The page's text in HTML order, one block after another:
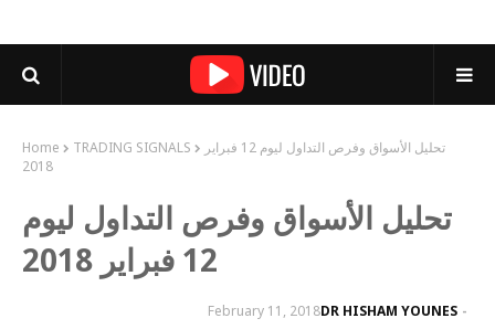
Home TRADING SIGNALS
تحليل الأسواق وفرص التداول ليوم 12 فبراير
2018
تحليل الأسواق وفرص التداول ليوم
12 فبراير 2018
DR HISHAM YOUNES
February 11, 2018